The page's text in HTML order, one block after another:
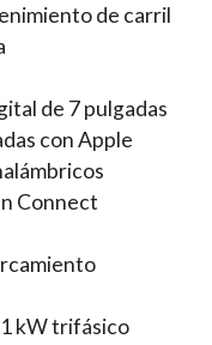
de carril
de 7 pulgadas
con Apple
Connect
kW trifásico